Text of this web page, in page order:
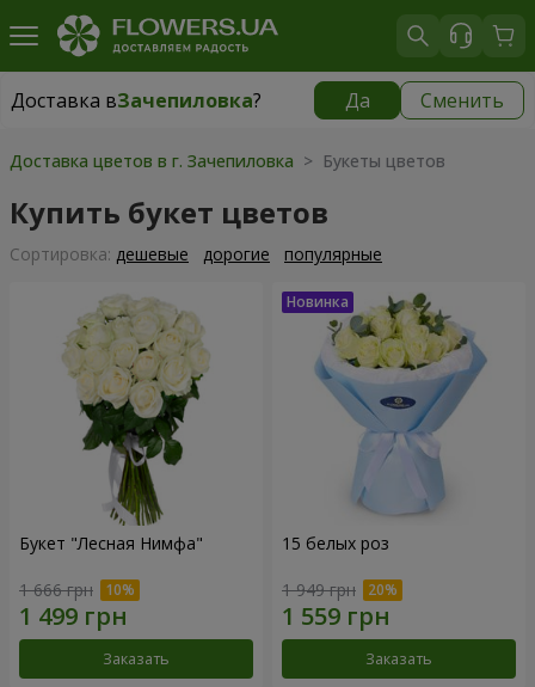
Доставка вЗачепиловка? Да Сменить
Доставка вЗачепиловка|1130 грн
Доставка цветов в г. Зачепиловка > Букеты цветов
Купить букет цветов
Cортировка: дешевые дорогие популярные
Букет "Лесная Нимфа"
1 666 грн
Заказать
15 белых роз
1 949 грн
Заказать